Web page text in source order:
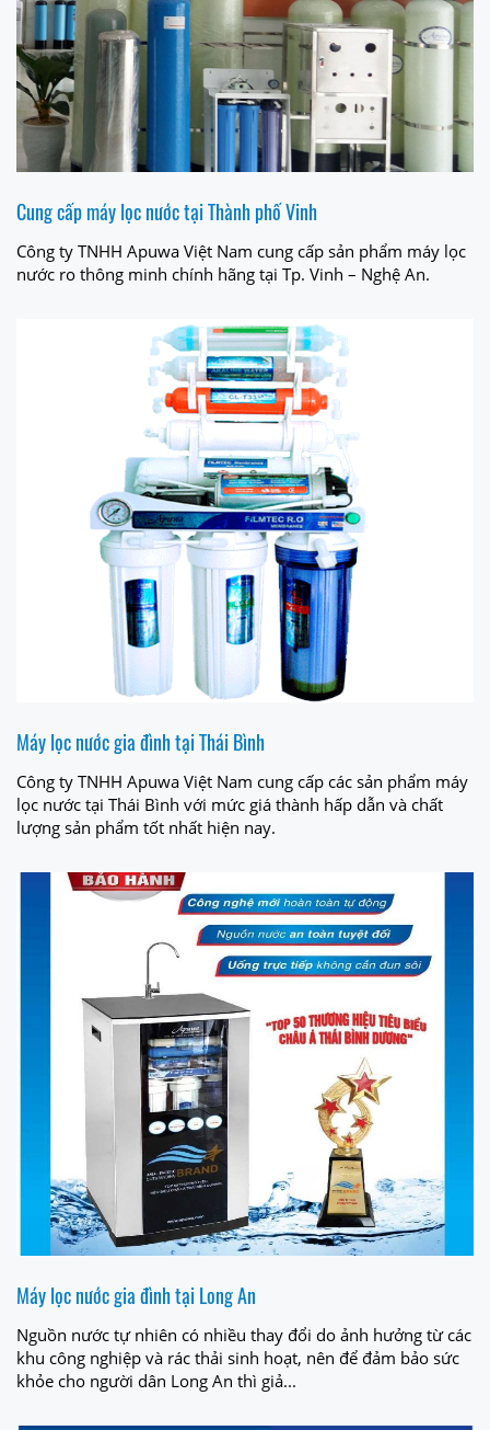
Cung cấp máy lọc nước tại Thành phố Vinh
Công ty TNHH Apuwa Việt Nam cung cấp sản phẩm máy lọc
nước ro thông minh chính hãng tại Tp. Vinh – Nghệ An.
Máy lọc nước gia đình tại Thái Bình
Công ty TNHH Apuwa Việt Nam cung cấp các sản phẩm máy
lọc nước tại Thái Bình với mức giá thành hấp dẫn và chất
lượng sản phẩm tốt nhất hiện nay.
Máy lọc nước gia đình tại Long An
Nguồn nước tự nhiên có nhiều thay đổi do ảnh hưởng từ các
khu công nghiệp và rác thải sinh hoạt, nên để đảm bảo sức
khỏe cho người dân Long An thì giả...